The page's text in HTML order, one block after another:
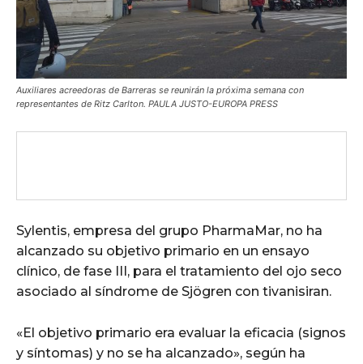
Auxiliares acreedoras de Barreras se reunirán la próxima semana con
representantes de Ritz Carlton. PAULA JUSTO-EUROPA PRESS
Sylentis, empresa del grupo PharmaMar, no ha
alcanzado su objetivo primario en un ensayo
clínico, de fase III, para el tratamiento del ojo seco
asociado al síndrome de Sjögren con tivanisiran.
«El objetivo primario era evaluar la eficacia (signos
y síntomas) y no se ha alcanzado», según ha